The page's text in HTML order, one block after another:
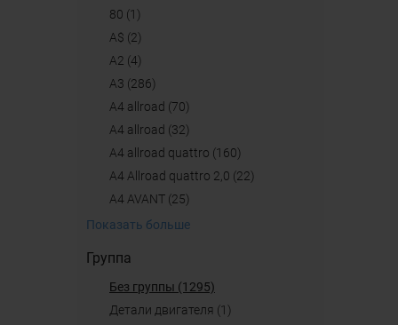
80 (1)
A$ (2)
A2 (4)
A3 (286)
A4 allroad (70)
a4 allroad (32)
A4 allroad quattro (160)
A4 Allroad quattro 2,0 (22)
A4 AVANT (25)
Показать больше
Группа
Без группы (1295)
детали двигателя (1)